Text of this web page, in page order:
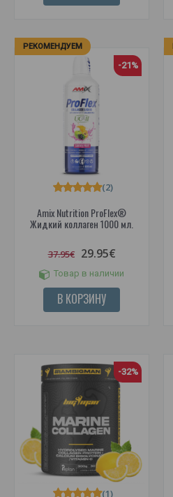
РЕКОМЕНДУЕМ
-21%
Amix Nutrition ProFlex®
Жидкий коллаген 1000 мл.
(2)
37.95€ 29.95€
Товар в наличии
В КОРЗИНУ
-32%
(1)